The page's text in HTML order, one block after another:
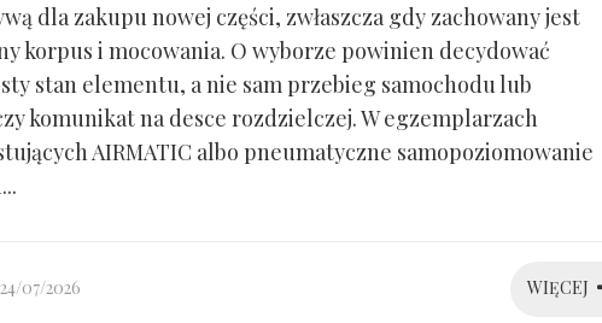
dla zakupu nowej części, zwłaszcza gdy zachowany jest
korpus i mocowania. O wyborze powinien decydować
stan elementu, a nie sam przebieg samochodu lub
komunikat na desce rozdzielczej. W egzemplarzach
AIRMATIC albo pneumatyczne samopoziomowanie
WIĘCEJ
24/07/2026